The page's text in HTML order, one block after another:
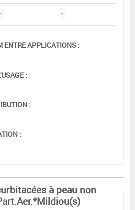
-
ENTRE APPLICATIONS :
:
:
:
à peau non